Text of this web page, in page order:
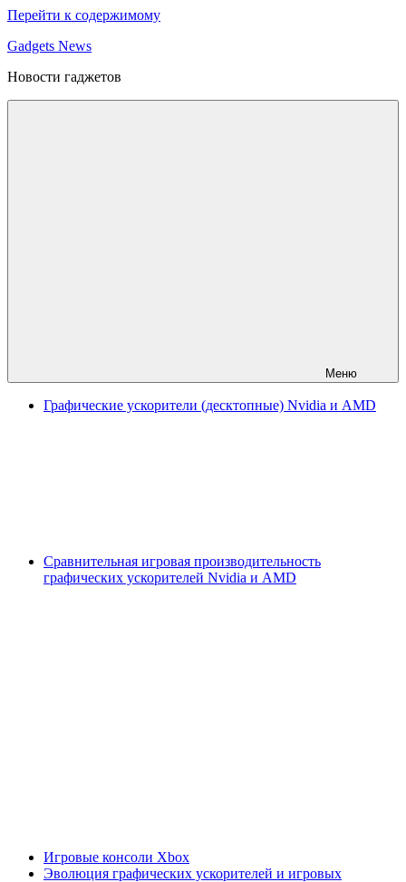
Перейти к содержимому
Gadgets News
Новости гаджетов
Меню
Графические ускорители (десктопные) Nvidia и AMD
Сравнительная игровая производительность
графических ускорителей Nvidia и AMD
Игровые консоли Xbox
Эволюция графических ускорителей и игровых